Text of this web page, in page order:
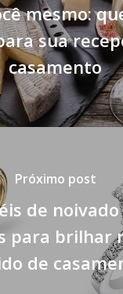
mesmo:
sua
casamento
Próximo post
de
para brilhar
de